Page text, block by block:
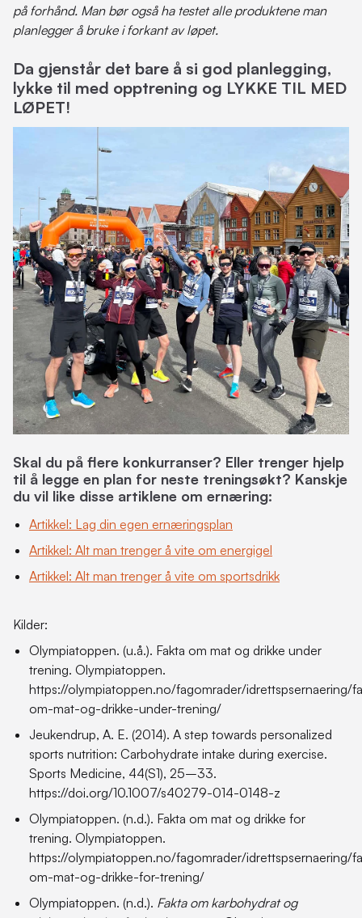
på forhånd. Man bør også ha testet alle produktene man
planlegger å bruke i forkant av løpet.
Da gjenstår det bare å si god planlegging,
lykke til med opptrening og LYKKE TIL MED
LØPET!
Skal du på flere konkurranser? Eller trenger hjelp
til å legge en plan for neste treningsøkt? Kanskje
du vil like disse artiklene om ernæring:
Artikkel: Lag din egen ernæringsplan
Artikkel: Alt man trenger å vite om energigel
Artikkel: Alt man trenger å vite om sportsdrikk
Kilder:
Olympiatoppen. (u.å.). Fakta om mat og drikke under
trening. Olympiatoppen.
https://olympiatoppen.no/fagomrader/idrettspsernaering/
om-mat-og-drikke-under-trening/
Jeukendrup, A. E. (2014). A step towards personalized
sports nutrition: Carbohydrate intake during exercise.
Sports Medicine, 44(S1), 25–33.
https://doi.org/10.1007/s40279-014-0148-z
Olympiatoppen. (n.d.). Fakta om mat og drikke for
trening. Olympiatoppen.
https://olympiatoppen.no/fagomrader/idrettspsernaering/
om-mat-og-drikke-for-trening/
Olympiatoppen. (n.d.). Fakta om karbohydrat og